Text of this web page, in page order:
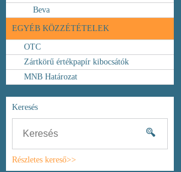
Beva
EGYÉB KÖZZÉTÉTELEK
OTC
Zártkörű értékpapír kibocsátók
MNB Határozat
Keresés
Részletes kereső>>